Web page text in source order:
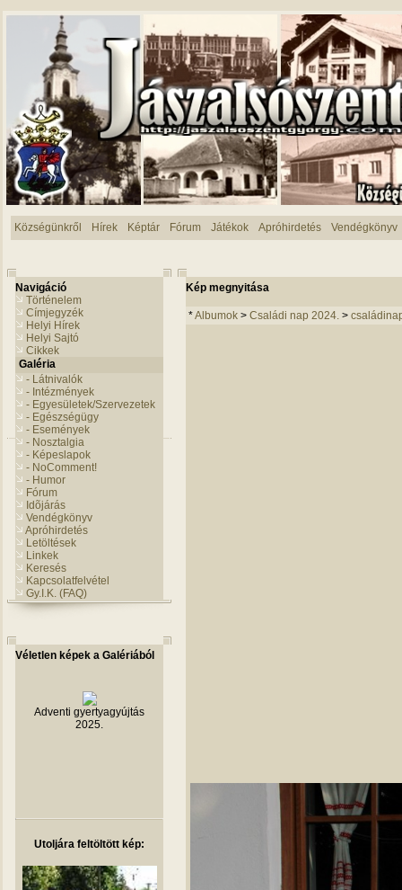
Községünkről Hírek Képtár Fórum Játékok Apróhirdetés Vendégkönyv
Navigáció
Történelem
Címjegyzék
Helyi Hírek
Helyi Sajtó
Cikkek
Galéria
- Látnivalók
- Intézmények
- Egyesületek/Szervezetek
- Egészségügy
- Események
- Nosztalgia
- Képeslapok
- NoComment!
- Humor
Fórum
Idõjárás
Vendégkönyv
Apróhirdetés
Letöltések
Linkek
Keresés
Kapcsolatfelvétel
Gy.I.K. (FAQ)
Véletlen képek a Galériából
Adventi gyertyagyújtás
2025.
Utoljára feltöltött kép:
Kép megnyitása
*Albumok > Családi nap 2024. >